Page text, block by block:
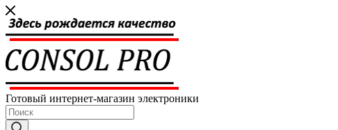
Готовый интернет-магазин электроники